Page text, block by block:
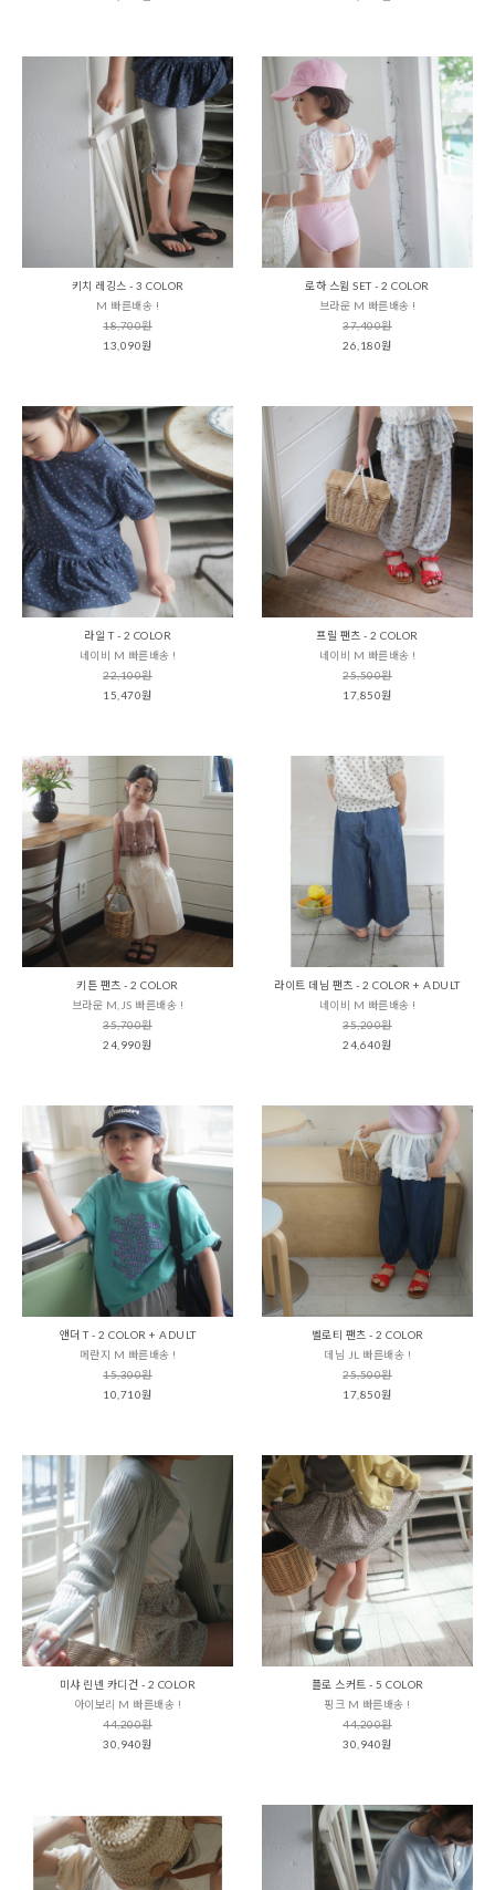
키치 레깅스 - 3 COLOR
M 빠른배송 !
18,700원
13,090원
로하 스윔 SET - 2 COLOR
브라운 M 빠른배송 !
37,400원
26,180원
라일 T - 2 COLOR
네이비 M 빠른배송 !
22,100원
15,470원
프릴 팬츠 - 2 COLOR
네이비 M 빠른배송 !
25,500원
17,850원
키튼 팬츠 - 2 COLOR
브라운 M,JS 빠른배송 !
35,700원
24,990원
라이트 데님 팬츠 - 2 COLOR + ADULT
네이비 M 빠른배송 !
35,200원
24,640원
앤더 T - 2 COLOR + ADULT
메란지 M 빠른배송 !
15,300원
10,710원
벨로티 팬츠 - 2 COLOR
데님 JL 빠른배송 !
25,500원
17,850원
미샤 린넨 카디건 - 2 COLOR
아이보리 M 빠른배송 !
44,200원
30,940원
플로 스커트 - 5 COLOR
핑크 M 빠른배송 !
44,200원
30,940원